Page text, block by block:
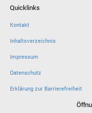
Quicklinks
Kontakt
Inhaltsverzeichnis
Impressum
Datenschutz
Erklärung zur Barrierefreiheit